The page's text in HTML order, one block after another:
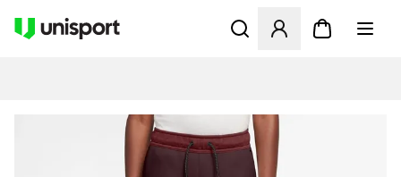
Åbner en Modal til at